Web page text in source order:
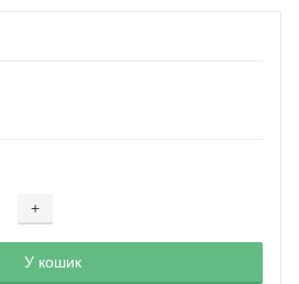
+
Добавляется...
У кошик
Добавлен